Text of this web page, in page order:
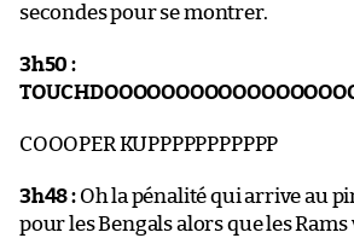
secondes pour se montrer.
3h50 :
COOOPER KUPPPPPPPPPPP
3h48 :Oh la pénalité qui arrive au
pour les Bengals alors que les